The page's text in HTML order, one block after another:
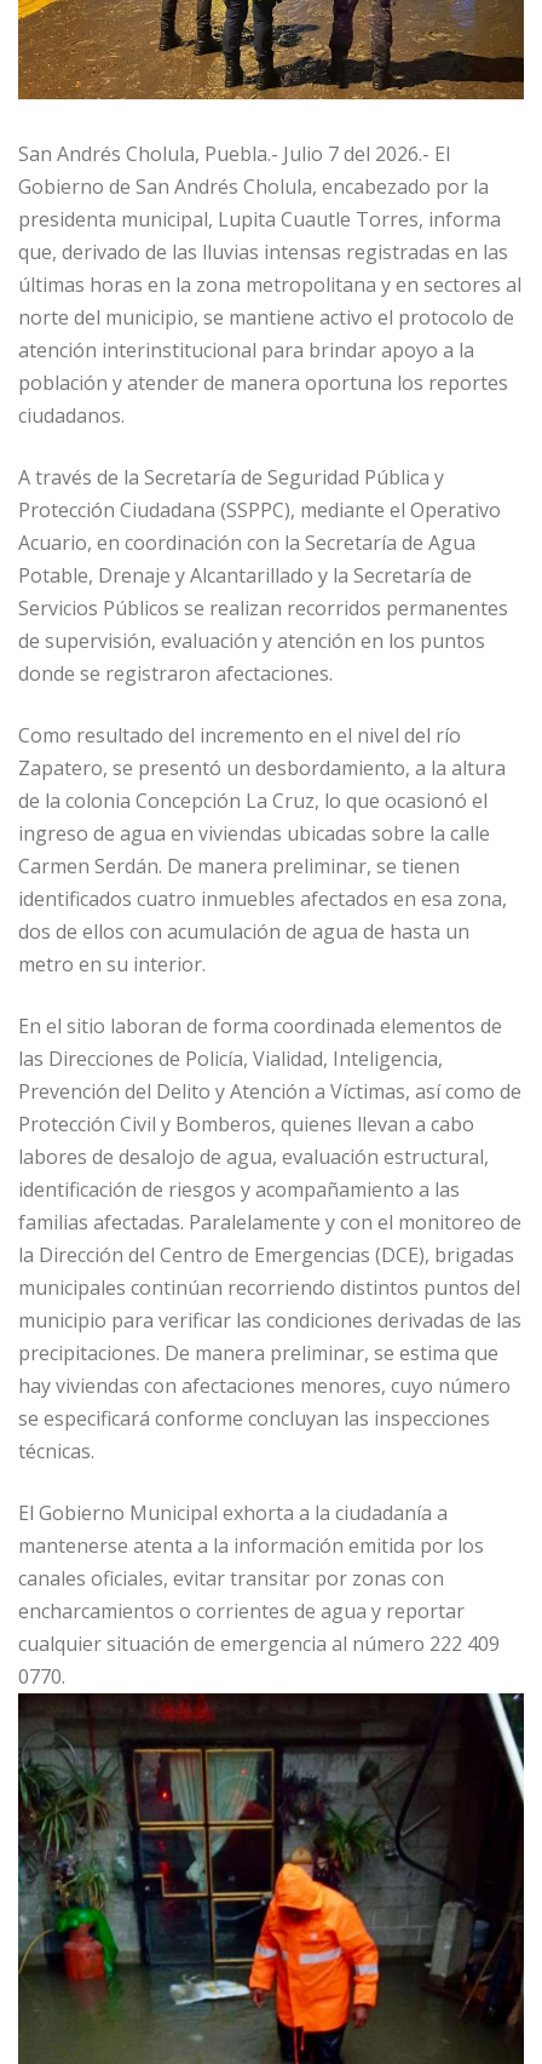
San Andrés Cholula, Puebla.- Julio 7 del 2026.- El
Gobierno de San Andrés Cholula, encabezado por la
presidenta municipal, Lupita Cuautle Torres, informa
que, derivado de las lluvias intensas registradas en las
últimas horas en la zona metropolitana y en sectores al
norte del municipio, se mantiene activo el protocolo de
atención interinstitucional para brindar apoyo a la
población y atender de manera oportuna los reportes
ciudadanos.
A través de la Secretaría de Seguridad Pública y
Protección Ciudadana (SSPPC), mediante el Operativo
Acuario, en coordinación con la Secretaría de Agua
Potable, Drenaje y Alcantarillado y la Secretaría de
Servicios Públicos se realizan recorridos permanentes
de supervisión, evaluación y atención en los puntos
donde se registraron afectaciones.
Como resultado del incremento en el nivel del río
Zapatero, se presentó un desbordamiento, a la altura
de la colonia Concepción La Cruz, lo que ocasionó el
ingreso de agua en viviendas ubicadas sobre la calle
Carmen Serdán. De manera preliminar, se tienen
identificados cuatro inmuebles afectados en esa zona,
dos de ellos con acumulación de agua de hasta un
metro en su interior.
En el sitio laboran de forma coordinada elementos de
las Direcciones de Policía, Vialidad, Inteligencia,
Prevención del Delito y Atención a Víctimas, así como de
Protección Civil y Bomberos, quienes llevan a cabo
labores de desalojo de agua, evaluación estructural,
identificación de riesgos y acompañamiento a las
familias afectadas. Paralelamente y con el monitoreo de
la Dirección del Centro de Emergencias (DCE), brigadas
municipales continúan recorriendo distintos puntos del
municipio para verificar las condiciones derivadas de las
precipitaciones. De manera preliminar, se estima que
hay viviendas con afectaciones menores, cuyo número
se especificará conforme concluyan las inspecciones
técnicas.
El Gobierno Municipal exhorta a la ciudadanía a
mantenerse atenta a la información emitida por los
canales oficiales, evitar transitar por zonas con
encharcamientos o corrientes de agua y reportar
cualquier situación de emergencia al número 222 409
0770.